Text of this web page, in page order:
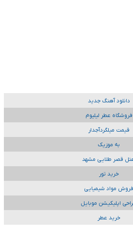
دانلود آهنگ جدید
فروشگاه عطر لیلیوم
قیمت میلگردآجدار
به موزیک
قصر طلایی مشهد
خرید تور
فروش مواد شیمیایی
اپلیکیشن موبایل
خرید عطر